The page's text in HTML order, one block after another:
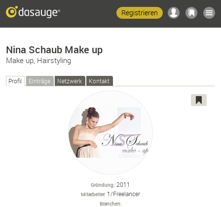
Registrieren
Nina Schaub Make up
Make up, Hairstyling
Profil Einträge Netzwerk Kontakt
Gründung 2011
Mitarbeiter 1/Freelancer
Branchen